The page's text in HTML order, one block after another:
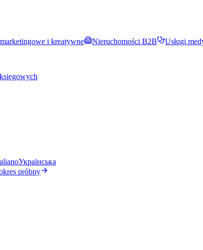
i kreatywne Nieruchomości B2B
Usługi
Українська
próbny